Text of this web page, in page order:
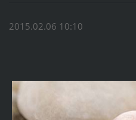
2015.02.06 10:10